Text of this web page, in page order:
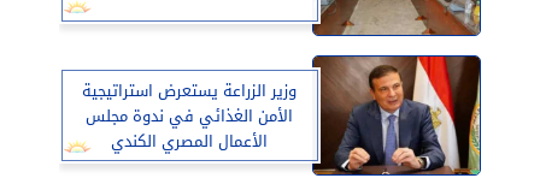
وزير الزراعة يستعرض استراتيجية
الأمن الغذائي في ندوة مجلس
الأعمال المصري الكندي